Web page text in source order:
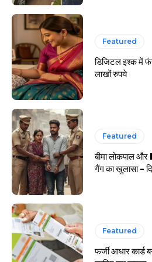
Featured
डिजिटल इश्क में
लाखों रुपये
Featured
बीमा लोकपाल
गैंग का खुलासा –
Featured
फर्जी आधार कार्ड